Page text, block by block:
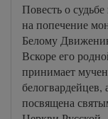
Повесть о
на попечение
Белому
Вскоре его
принимает
посвящена